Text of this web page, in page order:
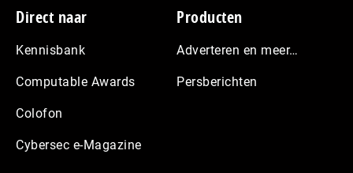
Footer
Direct naar
Kennisbank
Computable Awards
Colofon
Cybersec e-Magazine
Producten
Adverteren en meer…
Persberichten